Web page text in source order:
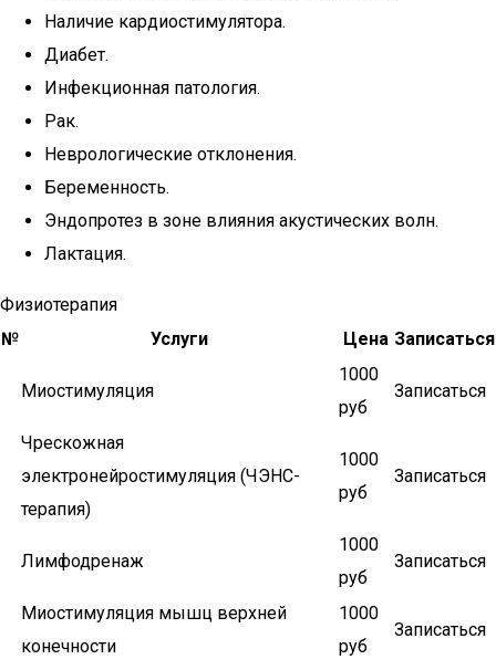
Наличие кардиостимулятора.
Диабет.
Инфекционная патология.
Рак.
Неврологические отклонения.
Беременность.
Эндопротез в зоне влияния акустических волн.
Лактация.
Физиотерапия
№
Услуги Цена Записаться
Миостимуляция
1000
руб
Записаться
Чрескожная
электронейростимуляция (ЧЭНС-
терапия)
1000
руб
Записаться
Лимфодренаж
1000
руб
Записаться
Миостимуляция мышц верхней
конечности
1000
руб
Записаться